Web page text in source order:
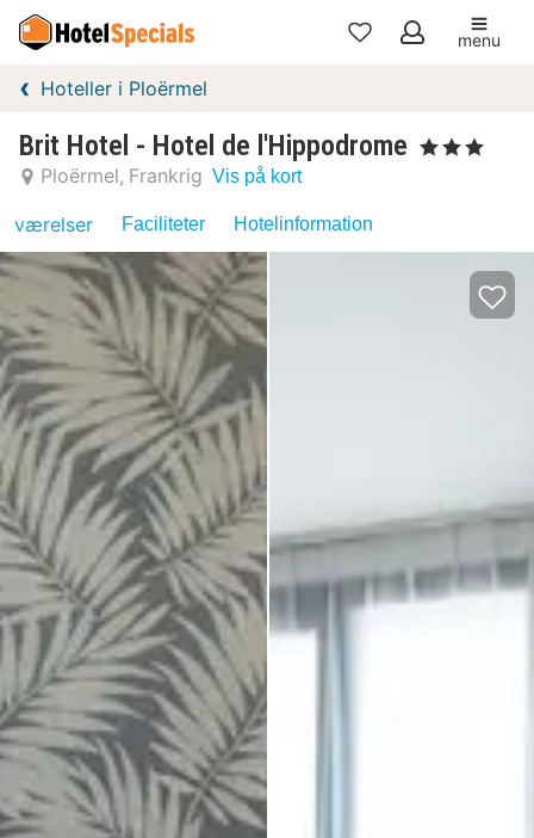
Mine
menu
Hoteller i Ploërmel
Brit Hotel - Hotel de l'Hippodrome , 3 Stjerner
Ploërmel Frankrig Vis på kort
værelser Faciliteter Hotelinformation